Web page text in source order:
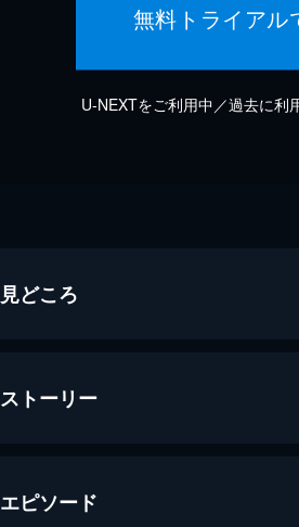
無料トライアル
U-NEXTをご利用中／過去に利
見どころ
ストーリー
エピソード